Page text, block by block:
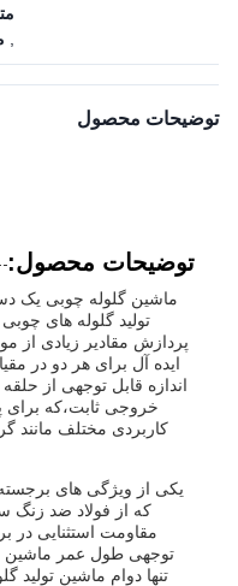
توضیحات محصول
توضیحات محصول:
ماشین گلوله چوبی یک
تولید گلوله های
پردازش مقادیر زیادی از
ایده آل برای هر دو در
اندازه قابل توجهی از
خروجی ثابت،که برای
کاربردی مختلف
یکی از ویژگی های
که از فولاد ضد زنگ
مقاومت استثنایی در
توجهی طول عمر ماشین
تنها دوام ماشین